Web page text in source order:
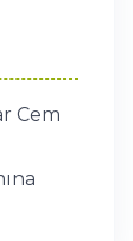
Cem